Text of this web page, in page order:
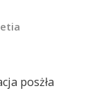
posżła